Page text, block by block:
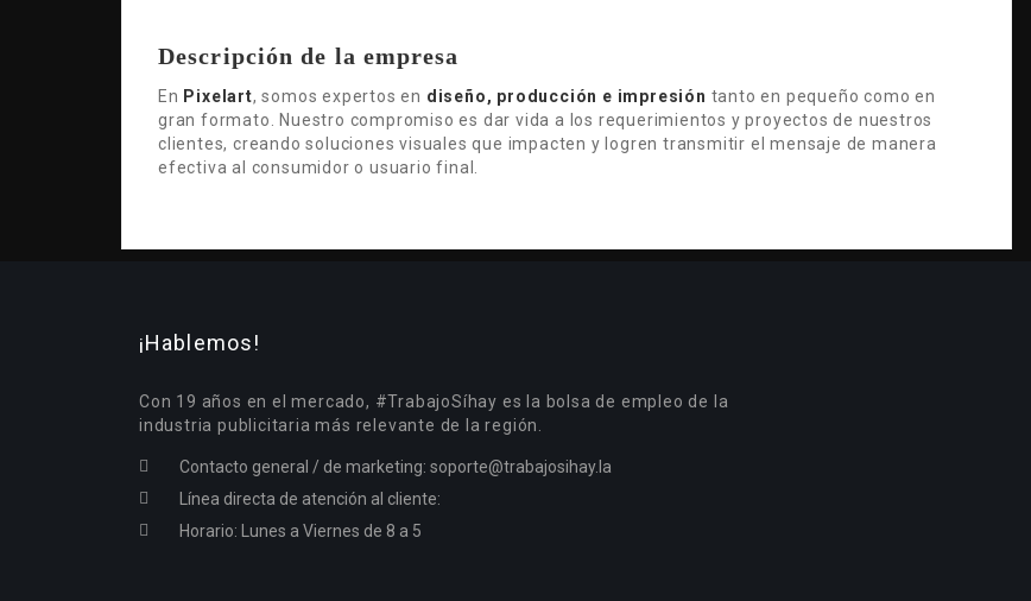
Descripción de la empresa
En Pixelart, somos expertos en diseño, producción e impresión tanto en pequeño como en
gran formato. Nuestro compromiso es dar vida a los requerimientos y proyectos de nuestros
clientes, creando soluciones visuales que impacten y logren transmitir el mensaje de manera
efectiva al consumidor o usuario final.
¡Hablemos!
Con 19 años en el mercado, #TrabajoSíhay es la bolsa de empleo de la
industria publicitaria más relevante de la región.
Contacto general / de marketing: soporte@trabajosihay.la
Línea directa de atención al cliente:
Horario: Lunes a Viernes de 8 a 5